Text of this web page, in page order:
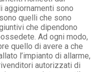
aggiornamenti sono
quelli che sono
che dipendono
Ad ogni modo,
quello di avere a che
l’impianto di allarme,
autorizzati di